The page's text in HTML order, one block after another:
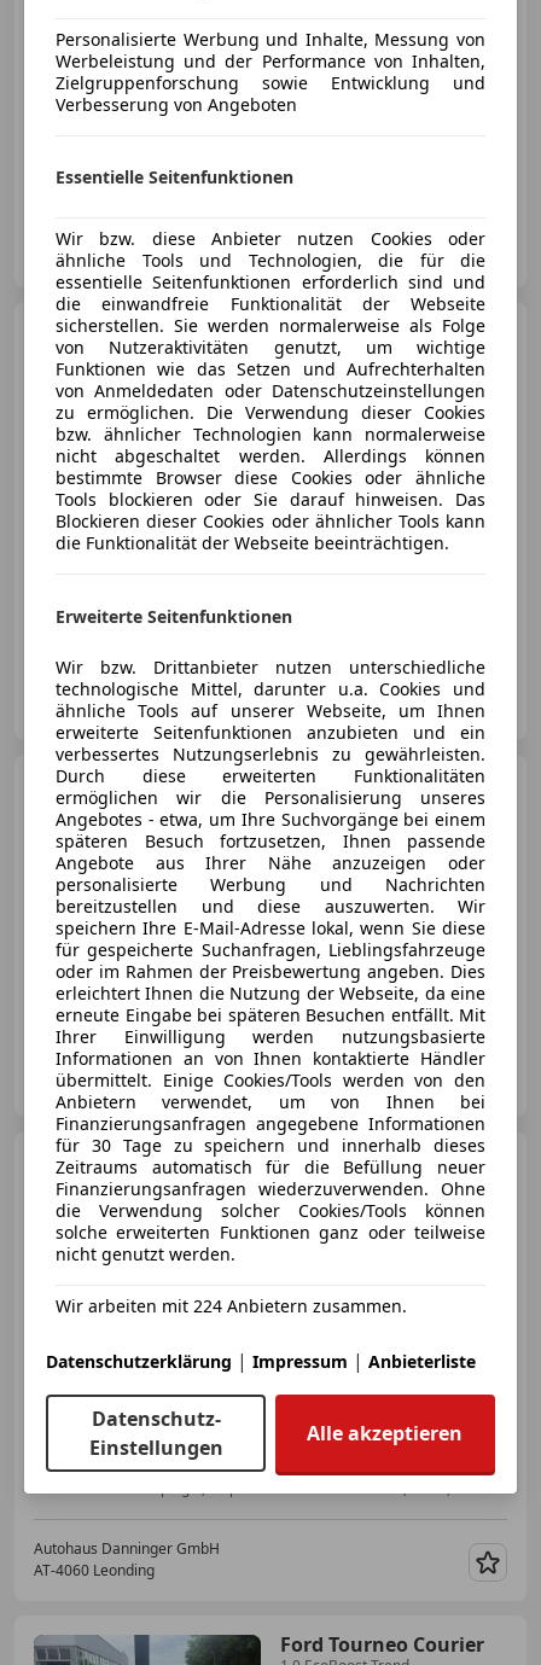
08/2019 92 200 km Diesel
Autohaus Danninger GmbH
AT-4060 Leonding
Opel Corsa1,2 Euro 6.4
€ 14 890
11/2024 6 800 km Benzin
Autohaus Danninger GmbH
AT-4060 Leonding
Ford Capri Elektro 77kWh
Extended Range Select
Vorführwagen
€ 39 990
06/2026 5 000 km Elektro 210 kW (286 PS)
Autohaus Danninger GmbH
AT-4060 Leonding
MG MG31,5 Hybrid+ Comfort
Aut.
€ 17 490
12/2024 5 000 km
75 kW (102 PS)
Autohaus Danninger GmbH
AT-4060 Leonding
Ford Tourneo Courier
Personalisierte Werbung und Inhalte, Messung von
Werbeleistung und der Performance von Inhalten,
Zielgruppenforschung sowie Entwicklung und
Verbesserung von Angeboten
Essentielle Seitenfunktionen
Wir bzw. diese Anbieter nutzen Cookies oder
ähnliche Tools und Technologien, die für die
essentielle Seitenfunktionen erforderlich sind und
die einwandfreie Funktionalität der Webseite
sicherstellen. Sie werden normalerweise als Folge
von Nutzeraktivitäten genutzt, um wichtige
Funktionen wie das Setzen und Aufrechterhalten
von Anmeldedaten oder Datenschutzeinstellungen
zu ermöglichen. Die Verwendung dieser Cookies
bzw. ähnlicher Technologien kann normalerweise
nicht abgeschaltet werden. Allerdings können
bestimmte Browser diese Cookies oder ähnliche
Tools blockieren oder Sie darauf hinweisen. Das
Blockieren dieser Cookies oder ähnlicher Tools kann
die Funktionalität der Webseite beeinträchtigen.
Erweiterte Seitenfunktionen
Wir bzw. Drittanbieter nutzen unterschiedliche
technologische Mittel, darunter u.a. Cookies und
ähnliche Tools auf unserer Webseite, um Ihnen
erweiterte Seitenfunktionen anzubieten und ein
verbessertes Nutzungserlebnis zu gewährleisten.
Durch diese erweiterten Funktionalitäten
ermöglichen wir die Personalisierung unseres
Angebotes - etwa, um Ihre Suchvorgänge bei einem
späteren Besuch fortzusetzen, Ihnen passende
Angebote aus Ihrer Nähe anzuzeigen oder
personalisierte Werbung und Nachrichten
bereitzustellen und diese auszuwerten. Wir
speichern Ihre E-Mail-Adresse lokal, wenn Sie diese
für gespeicherte Suchanfragen, Lieblingsfahrzeuge
oder im Rahmen der Preisbewertung angeben. Dies
erleichtert Ihnen die Nutzung der Webseite, da eine
erneute Eingabe bei späteren Besuchen entfällt. Mit
Ihrer Einwilligung werden nutzungsbasierte
Informationen an von Ihnen kontaktierte Händler
übermittelt. Einige Cookies/Tools werden von den
Anbietern verwendet, um von Ihnen bei
Finanzierungsanfragen angegebene Informationen
für 30 Tage zu speichern und innerhalb dieses
Zeitraums automatisch für die Befüllung neuer
Finanzierungsanfragen wiederzuverwenden. Ohne
die Verwendung solcher Cookies/Tools können
solche erweiterten Funktionen ganz oder teilweise
nicht genutzt werden.
Wir arbeiten mit 224 Anbietern zusammen.
Datenschutzerklärung | Impressum | Anbieterliste
Datenschutz-
Einstellungen
Alle akzeptieren